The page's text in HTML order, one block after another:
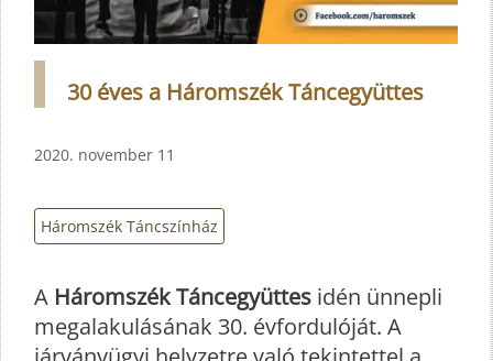
30 éves a Háromszék Táncegyüttes
2020. november 11
Háromszék Táncszínház
A Háromszék Táncegyüttes idén ünnepli
megalakulásának 30. évfordulóját. A